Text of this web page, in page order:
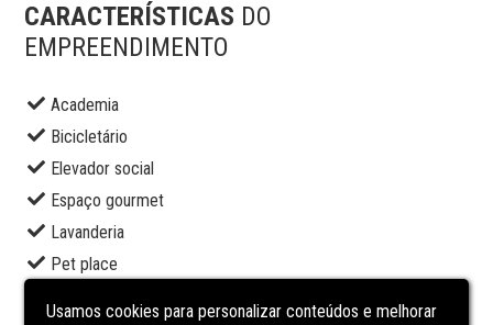
CARACTERÍSTICAS DO
EMPREENDIMENTO
Academia
Bicicletário
Elevador social
Espaço gourmet
Lavanderia
Pet place
Usamos cookies para personalizar conteúdos e melhorar